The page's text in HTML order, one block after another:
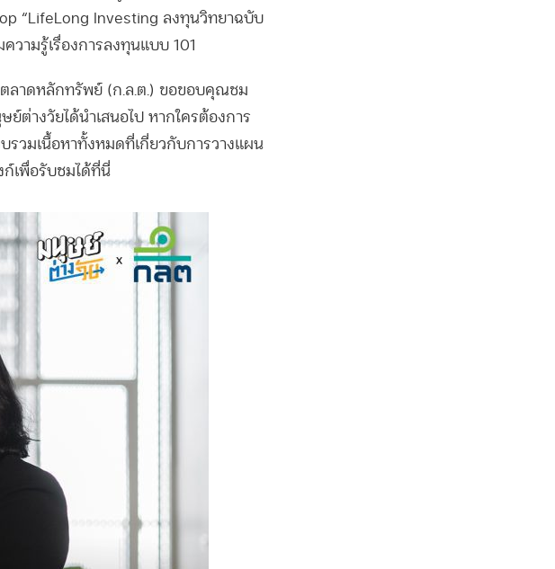
“LifeLong Investing ลงทุนวิทยาฉบับ
วามรู้เรื่องการลงทุนแบบ 101
ลาดหลักทรัพย์ (ก.ล.ต.) ขอขอบคุณชม
ต่างวัยได้นำเสนอไป หากใครต้องการ
รวมเนื้อหาทั้งหมดที่เกี่ยวกับการวางแผน
ก์เพื่อรับชมได้ที่นี่